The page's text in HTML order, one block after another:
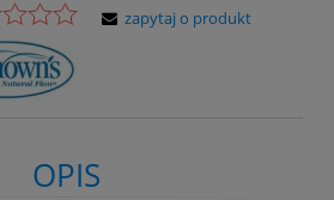
zapytaj o produkt
OPIS